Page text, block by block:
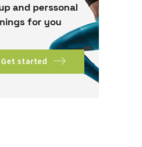
and perssonal
for you
Get started